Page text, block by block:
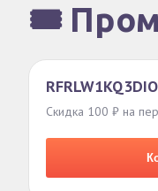
🎟️
Скидка 100 ₽ на